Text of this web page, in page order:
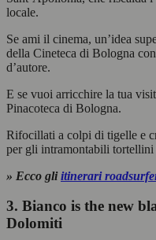
locale.
Se ami il cinema, un’idea
della Cineteca di Bologna
d’autore.
E se vuoi arricchire la tua
Pinacoteca di Bologna.
Rifocillati a colpi di tigelle e
per gli intramontabili tortellini
» Ecco gliitinerari
3. Bianco is the new
Dolomiti